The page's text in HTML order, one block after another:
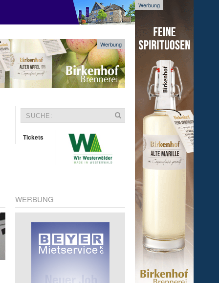
Werbung
Werbung
Tickets
WERBUNG